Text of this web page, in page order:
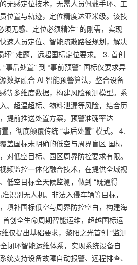
无感定位技术，无需人员佩戴手环、工
位置与轨迹，定位精度达亚米级。该技
须无感、定位必须精准” 的刚需，实现
速人员定位、智能疏散路径规划，解决
坏” 难题，远超国标定位要求。 3. 首创
事后处置” 到 “事前预警” 国标仅要求异
数据融合 AI 智能预警算法，整合设备
等多维度数据，构建风险预测模型。系
、超温超标、物料泄漏等风险，结合历
提前推送处置方案，预警准确率达
，彻底颠覆传统 “事后处置” 模式。 4.
盖国标未明确的低空与周界盲区 国标
对低空目标、园区周界防控要求有限。
频监控一体化融合技术，在提供全域视
低空目标全天候监测，做到 “既通得
识别无人机、非法入侵车辆等目标，
填补国标低空与周界防控空白，构建海
创全生命周期智能运维，超越国标运
仅提出基础要求，黎阳之光首创 “监测
环智能运维体系，实现系统设备自
统支持设备故障自动报警、远程排查、